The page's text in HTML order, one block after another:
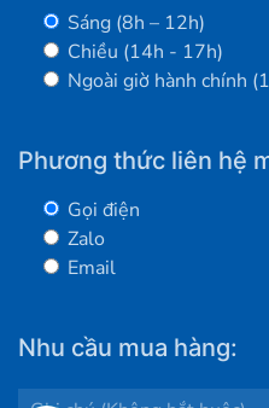
Sáng (8h – 12h)
Chiều (14h - 17h)
Ngoài giờ hành chính
Phương thức liên hệ
Gọi điện
Zalo
Email
Nhu cầu mua hàng: